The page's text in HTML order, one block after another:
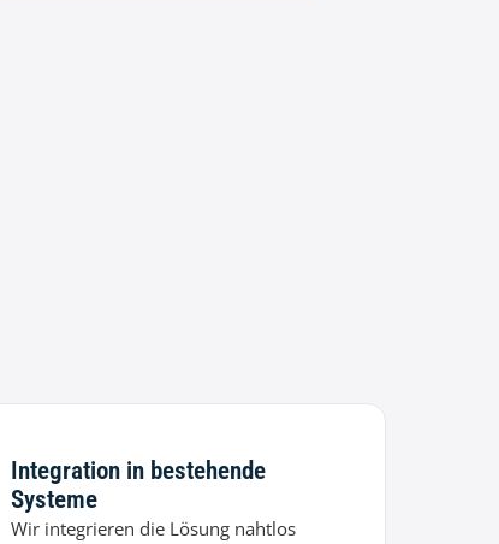
Integration in bestehende
Systeme
Wir integrieren die Lösung nahtlos